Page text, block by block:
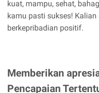
kuat, mampu, sehat,
kamu pasti sukses!
berkepribadian positif.
Memberikan
Pencapaian